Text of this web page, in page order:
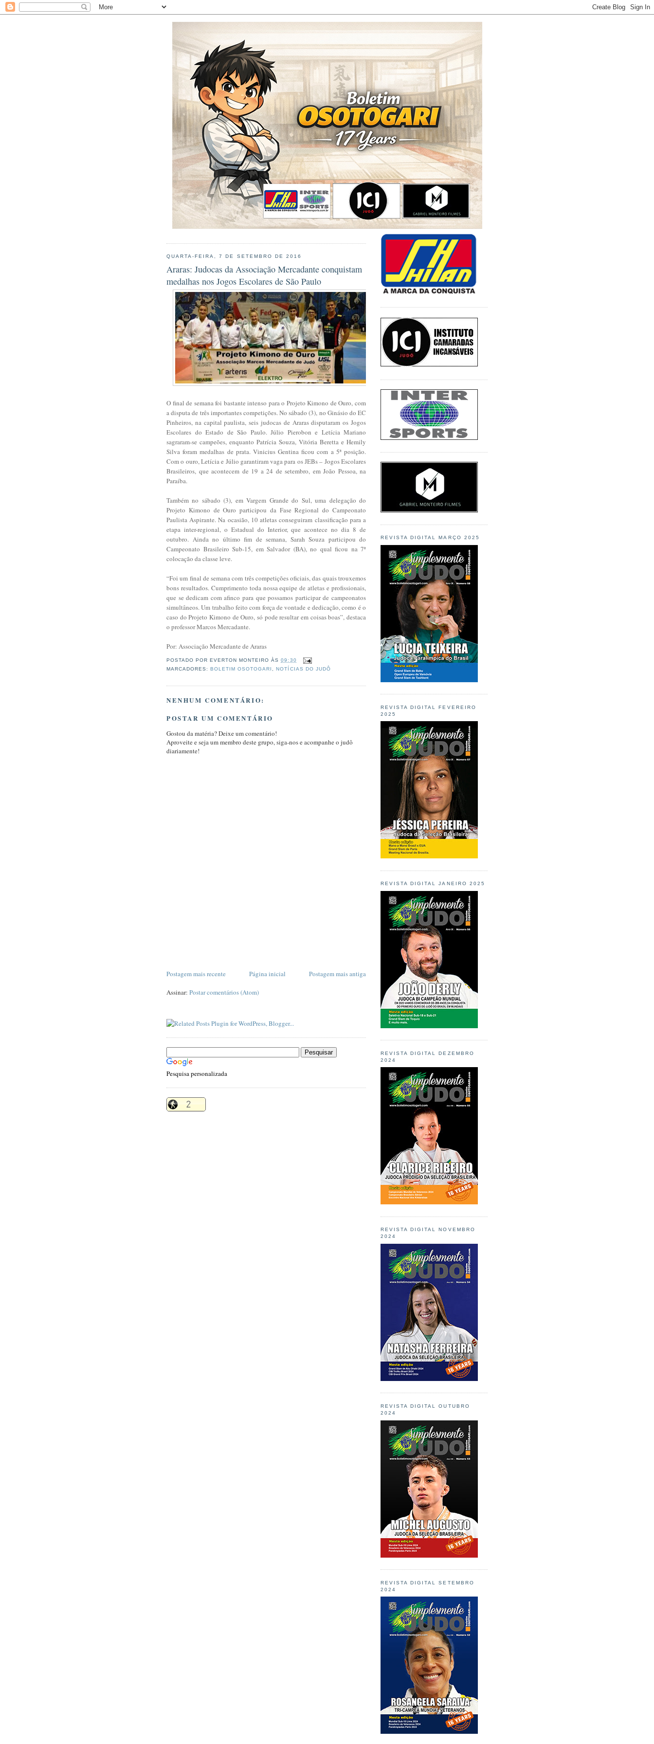
QUARTA-FEIRA, 7 DE SETEMBRO DE 2016
Araras: Judocas da Associação Mercadante conquistam
medalhas nos Jogos Escolares de São Paulo
O final de semana foi bastante intenso para o Projeto Kimono de Ouro, com
a disputa de três importantes competições. No sábado (3), no Ginásio do EC
Pinheiros, na capital paulista, seis judocas de Araras disputaram os Jogos
Escolares do Estado de São Paulo. Júlio Pierobon e Letícia Mariano
sagraram-se campeões, enquanto Patrícia Souza, Vitória Beretta e Hemily
Silva foram medalhas de prata. Vinicius Gentina ficou com a 5ª posição.
Com o ouro, Letícia e Júlio garantiram vaga para os JEBs – Jogos Escolares
Brasileiros, que acontecem de 19 a 24 de setembro, em João Pessoa, na
Paraíba.
Também no sábado (3), em Vargem Grande do Sul, uma delegação do
Projeto Kimono de Ouro participou da Fase Regional do Campeonato
Paulista Aspirante. Na ocasião, 10 atletas conseguiram classificação para a
etapa inter-regional, o Estadual do Interior, que acontece no dia 8 de
outubro. Ainda no último fim de semana, Sarah Souza participou do
Campeonato Brasileiro Sub-15, em Salvador (BA), no qual ficou na 7ª
colocação da classe leve.
“Foi um final de semana com três competições oficiais, das quais trouxemos
bons resultados. Cumprimento toda nossa equipe de atletas e profissionais,
que se dedicam com afinco para que possamos participar de campeonatos
simultâneos. Um trabalho feito com força de vontade e dedicação, como é o
caso do Projeto Kimono de Ouro, só pode resultar em coisas boas”, destaca
o professor Marcos Mercadante.
Por: Associação Mercadante de Araras
POSTADO POR EVERTON MONTEIRO ÀS09:30
MARCADORES:BOLETIM OSOTOGARI ,NOTÍCIAS DO JUDÔ
NENHUM COMENTÁRIO:
POSTAR UM COMENTÁRIO
Gostou da matéria? Deixe um comentário!
Aproveite e seja um membro deste grupo, siga-nos e acompanhe o judô
diariamente!
Postagem mais recente Postagem mais antiga
Página inicial
Assinar: Postar comentários (Atom)
Pesquisa personalizada
REVISTA DIGITAL MARÇO 2025
REVISTA DIGITAL FEVEREIRO
2025
REVISTA DIGITAL JANEIRO 2025
REVISTA DIGITAL DEZEMBRO
2024
REVISTA DIGITAL NOVEMBRO
2024
REVISTA DIGITAL OUTUBRO
2024
REVISTA DIGITAL SETEMBRO
2024